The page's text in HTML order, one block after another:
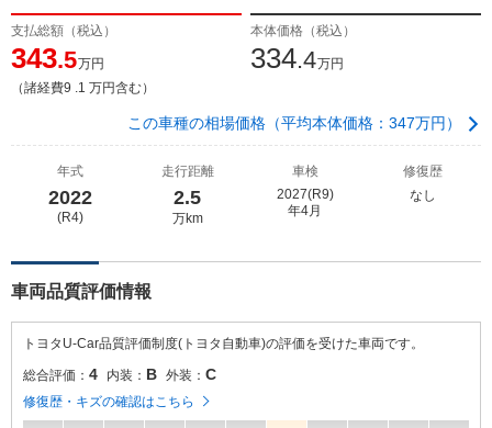
支払総額（税込）
343.5万円
（諸経費9 .1 万円含む）
本体価格（税込）
334.4万円
この車種の相場価格（平均本体価格：347万円）
年式
2022
(R4)
走行距離
2.5
万km
車検
2027(R9)
年4月
修復歴
なし
車両品質評価情報
トヨタU-Car品質評価制度(トヨタ自動車)の評価を受けた車両です。
総合評価： 4 内装： B 外装： C
修復歴・キズの確認はこちら